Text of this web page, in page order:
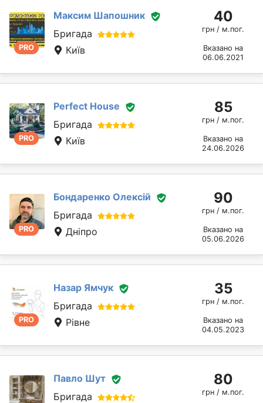
PRO
Максим Шапошник
Бригада
Київ
40
грн / м.пог.
Вказано на
06.06.2021
PRO
Perfect House
Бригада
Київ
85
грн / м.пог.
Вказано на
24.06.2026
PRO
Бондаренко Олексій
Бригада
Дніпро
90
грн / м.пог.
Вказано на
05.06.2026
PRO
Назар Ямчук
Бригада
Рівне
35
грн / м.пог.
Вказано на
04.05.2023
Павло Шут
Бригада
80
грн / м.пог.